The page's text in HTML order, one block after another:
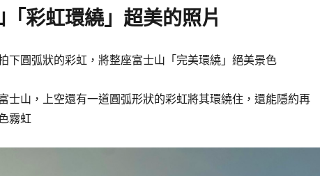
彩虹環繞」超美的照片
下圓弧狀的彩虹，將整座富士山「完美環繞」絕美景色
士山，上空還有一道圓弧形狀的彩虹將其環繞住，還能隱約再
霧虹